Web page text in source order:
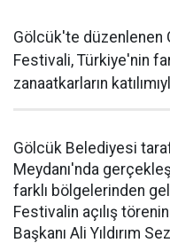
Gölcük'te düzenlenen
Festivali, Türkiye'nin
zanaatkarların
Gölcük Belediyesi
Meydanı'nda
farklı bölgelerinden
Festivalin açılış
Başkanı Ali Yıldırım